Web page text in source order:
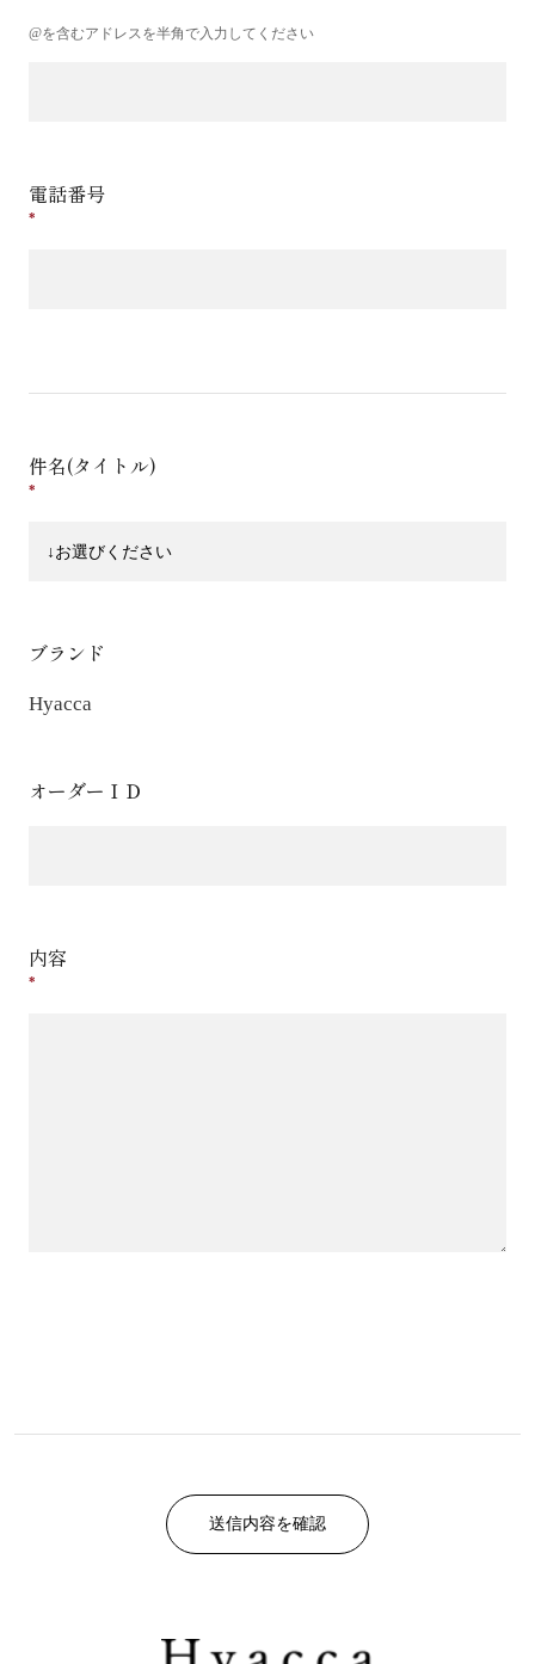
@を含むアドレスを半角で入力してください
電話番号
件名(タイトル)
ブランド
Hyacca
オーダーＩＤ
内容